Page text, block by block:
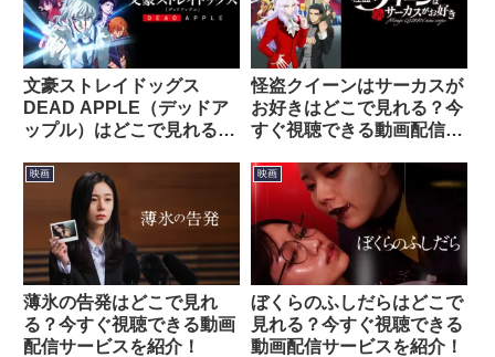
文豪ストレイドッグス
DEAD APPLE（デッドア
ップル）はどこで見れる？
サービスを紹介！
怪盗クイーンはサーカスが
お好きはどこで見れる？今
すぐ視聴できる動画配信サ
映画
薄氷の告発はどこで見れ
る？今すぐ視聴できる動画
配信サービスを紹介！
映画
ぼくらのふしだらはどこで
見れる？今すぐ視聴できる
動画配信サービスを紹介！